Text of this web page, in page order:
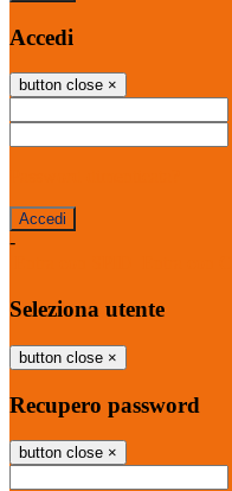
Accedi
button close ×
-
Seleziona utente
button close ×
Recupero password
button close ×